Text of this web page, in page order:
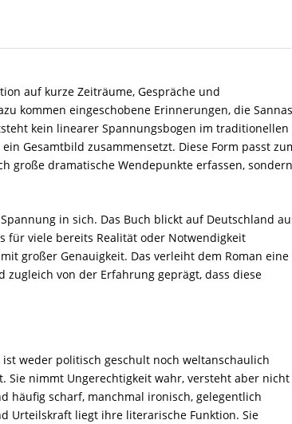
auf kurze Zeiträume, Gespräche und
kommen eingeschobene Erinnerungen, die
kein linearer Spannungsbogen im traditionellen
Gesamtbild zusammensetzt. Diese Form passt
große dramatische Wendepunkte erfassen,
in sich. Das Buch blickt auf Deutschland
für viele bereits Realität oder Notwendigkeit
großer Genauigkeit. Das verleiht dem Roman eine
von der Erfahrung geprägt, dass diese
weder politisch geschult noch weltanschaulich
Sie nimmt Ungerechtigkeit wahr, versteht aber nicht
häufig scharf, manchmal ironisch, gelegentlich
Urteilskraft liegt ihre literarische Funktion. Sie